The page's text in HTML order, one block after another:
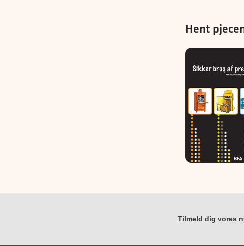
Hent
Tilmeld dig vores